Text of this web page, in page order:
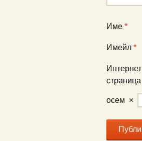
Име *
Имейл *
Интернет
страница
осем ×